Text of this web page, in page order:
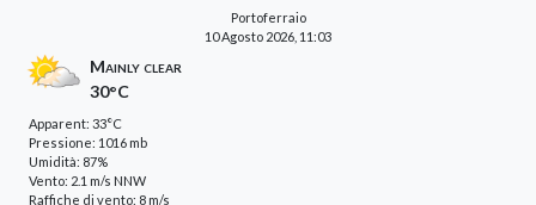
Portoferraio
10 Agosto 2026, 11:03
Mainly clear
30°C
Apparent: 33°C
Pressione: 1016 mb
Umidità: 87%
Vento: 2.1 m/s NNW
Raffiche di vento: 8 m/s